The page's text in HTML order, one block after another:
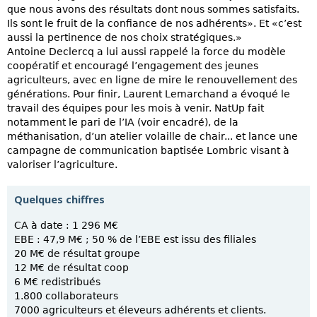
que nous avons des résultats dont nous sommes satisfaits.
Ils sont le fruit de la confiance de nos adhérents». Et «c’est
aussi la pertinence de nos choix stratégiques.»
Antoine Declercq a lui aussi rappelé la force du modèle
coopératif et encouragé l’engagement des jeunes
agriculteurs, avec en ligne de mire le renouvellement des
générations. Pour finir, Laurent Lemarchand a évoqué le
travail des équipes pour les mois à venir. NatUp fait
notamment le pari de l’IA (voir encadré), de la
méthanisation, d’un atelier volaille de chair... et lance une
campagne de communication baptisée Lombric visant à
valoriser l’agriculture.
Quelques chiffres
CA à date : 1 296 M€
EBE : 47,9 M€ ; 50 % de l’EBE est issu des filiales
20 M€ de résultat groupe
12 M€ de résultat coop
6 M€ redistribués
1.800 collaborateurs
7000 agriculteurs et éleveurs adhérents et clients.